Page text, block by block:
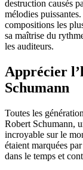
destruction causés
mélodies
compositions les
sa maîtrise du
les auditeurs.
Apprécier
Schumann
Toutes les
Robert Schumann,
incroyable sur le
étaient marquées
dans le temps et